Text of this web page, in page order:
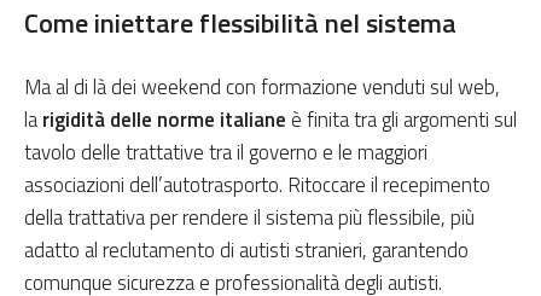
Come iniettare flessibilità nel sistema
Ma al di là dei weekend con formazione venduti sul web,
larigidità delle norme italiane è finita tra gli argomenti sul
tavolo delle trattative tra il governo e le maggiori
associazioni dell’autotrasporto. Ritoccare il recepimento
della trattativa per rendere il sistema più flessibile, più
adatto al reclutamento di autisti stranieri, garantendo
comunque sicurezza e professionalità degli autisti.